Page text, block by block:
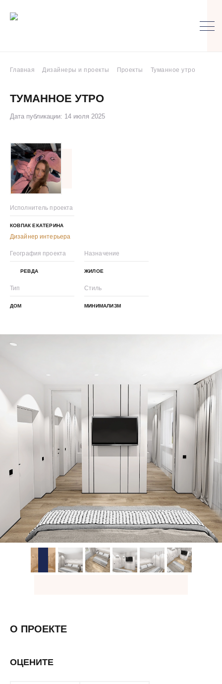
Главная Дизайнеры и проекты Проекты Туманное утро
ТУМАННОЕ УТРО
Дата публикации: 14 июля 2025
Исполнитель проекта
КОВПАК ЕКАТЕРИНА
Дизайнер интерьера
География проекта
РЕВДА
Назначение
ЖИЛОЕ
Тип
ДОМ
Стиль
МИНИМАЛИЗМ
О ПРОЕКТЕ
ОЦЕНИТЕ